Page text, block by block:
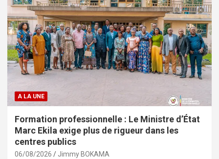
A LA UNE
Formation professionnelle : Le Ministre d’État
Marc Ekila exige plus de rigueur dans les
centres publics
06/08/2026 Jimmy BOKAMA